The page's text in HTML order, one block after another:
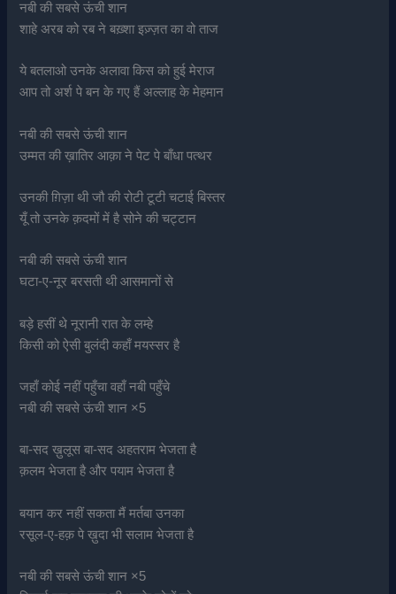
नबी की सबसे ऊंची शान
शाहे अरब को रब ने बख़्शा इज़्ज़त का वो ताज
ये बतलाओ उनके अलावा किस को हुई मेराज
आप तो अर्श पे बन के गए हैं अल्लाह के मेहमान
नबी की सबसे ऊंची शान
उम्मत की ख़ातिर आक़ा ने पेट पे बाँधा पत्थर
उनकी ग़िज़ा थी जौ की रोटी टूटी चटाई बिस्तर
यूँ तो उनके क़दमों में है सोने की चट्टान
नबी की सबसे ऊंची शान
घटा-ए-नूर बरसती थी आसमानों से
बड़े हसीं थे नूरानी रात के लम्हे
किसी को ऐसी बुलंदी कहाँ मयस्सर है
जहाँ कोई नहीं पहुँचा वहाँ नबी पहुँचे
नबी की सबसे ऊंची शान ×5
बा-सद ख़ुलूस बा-सद अहतराम भेजता है
क़लम भेजता है और पयाम भेजता है
बयान कर नहीं सकता मैं मर्तबा उनका
रसूल-ए-हक़ पे ख़ुदा भी सलाम भेजता है
नबी की सबसे ऊंची शान ×5